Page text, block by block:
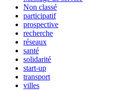
Non classé
participatif
prospective
recherche
réseaux
santé
solidarité
start-up
transport
villes